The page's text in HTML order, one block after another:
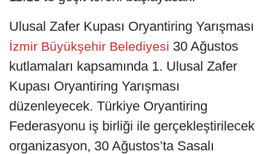
Ulusal Zafer Kupası Oryantiring Yarışması
İzmir Büyükşehir Belediyesi 30 Ağustos
kutlamaları kapsamında 1. Ulusal Zafer
Kupası Oryantiring Yarışması
düzenleyecek. Türkiye Oryantiring
Federasyonu iş birliği ile gerçekleştirilecek
organizasyon, 30 Ağustos’ta Sasalı